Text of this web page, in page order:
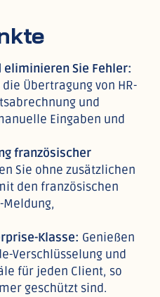
eliminieren Sie Fehler:
Übertragung von HR-
und
Eingaben und
französischer
Sie ohne zusätzlichen
den französischen
Meldung,
Klasse: Genießen
Verschlüsselung und
für jeden Client, so
geschützt sind.